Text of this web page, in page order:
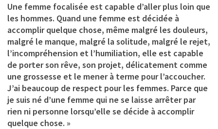
Une femme focalisée est capable d’aller plus loin que
les hommes. Quand une femme est décidée à
accomplir quelque chose, même malgré les douleurs,
malgré le manque, malgré la solitude, malgré le rejet,
l’incompréhension et l’humiliation, elle est capable
de porter son rêve, son projet, délicatement comme
une grossesse et le mener à terme pour l’accoucher.
J’ai beaucoup de respect pour les femmes. Parce que
je suis né d’une femme qui ne se laisse arrêter par
rien ni personne lorsqu’elle se décide à accomplir
quelque chose. »